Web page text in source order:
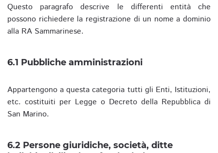
Questo paragrafo descrive le differenti entità che
possono richiedere la registrazione di un nome a dominio
alla RA Sammarinese.
6.1 Pubbliche amministrazioni
Appartengono a questa categoria tutti gli Enti, Istituzioni,
etc. costituiti per Legge o Decreto della Repubblica di
San Marino.
6.2 Persone giuridiche, società, ditte